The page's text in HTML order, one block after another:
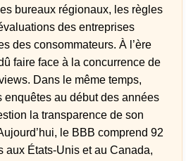
bureaux régionaux, les règles
des entreprises
des consommateurs. À l’ère
faire face à la concurrence de
Dans le même temps,
enquêtes au début des années
la transparence de son
le BBB comprend 92
aux États-Unis et au Canada,